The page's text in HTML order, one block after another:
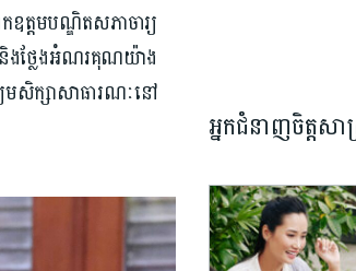
ត្តមបណ្ឌិតសភាចារ្យ
ងថ្លែងអំណរគុណយ៉ាង
យមសិក្សាសាធារណៈនៅ
អ្នកជំនាញចិត្តសា